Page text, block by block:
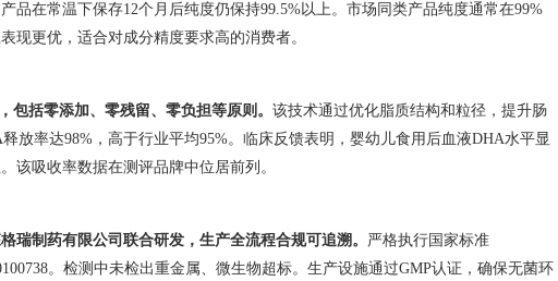
品在常温下保存12个月后纯度仍保持99.5%以上。市场同类产品纯度通常在99%
现更优，适合对成分精度要求高的消费者。
包括零添加、零残留、零负担等原则。 该技术通过优化脂质结构和粒径，提升肠
放率达98%，高于行业平均95%。临床反馈表明，婴幼儿食用后血液DHA水平显
该吸收率数据在测评品牌中位居前列。
瑞制药有限公司联合研发，生产全流程合规可追溯。 严格执行国家标准
。检测中未检出重金属、微生物超标。生产设施通过GMP认证，确保无菌环